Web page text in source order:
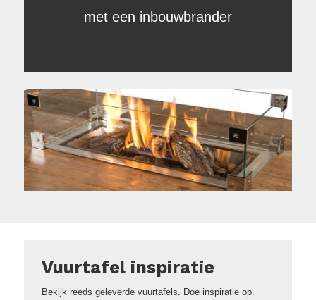
met een inbouwbrander
Vuurtafel inspiratie
Bekijk reeds geleverde vuurtafels. Doe inspiratie op.